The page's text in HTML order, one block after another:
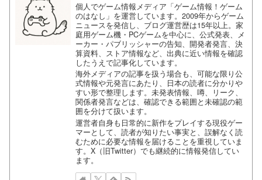
個人でゲーム情報メディア「ゲーム情報！ゲーム
のはなし」を運営しています。2009年からゲーム
ニュースを発信し、ブログ運営歴は15年以上。家
庭用ゲーム機・PCゲームを中心に、公式発表、メ
ーカー・パブリッシャーの告知、開発者発言、決
算資料、ストア情報など、出典に近い情報を確認
したうえで記事化しています。
海外メディアの記事を扱う場合も、可能な限り公
式情報や元発言にあたり、日本の読者に分かりや
すい形で整理します。未発表情報、噂、リーク、
関係者発言などは、確認できる範囲と未確認の範
囲を分けて扱います。
運営者自身も日常的に新作をプレイする現役ゲー
マーとして、読者が知りたい事実と、誤解なく読
むために必要な情報を届けることを重視していま
す。X（旧Twitter）でも継続的に情報発信してい
ます。